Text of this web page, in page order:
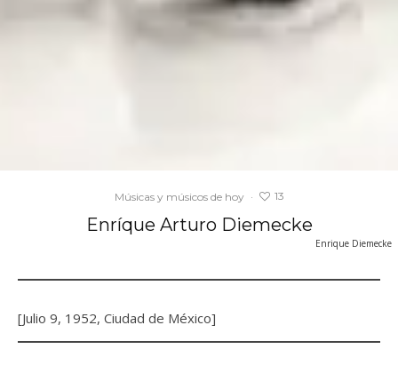
Enrique Diemecke
Músicas y músicos de hoy · 13
Enríque Arturo Diemecke
[Julio 9, 1952, Ciudad de México]